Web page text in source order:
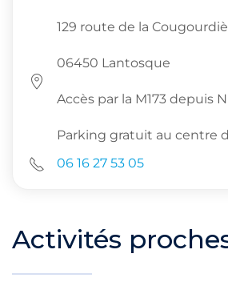
129 route de la
06450 Lantosque
Accès par la M173 depuis
Parking gratuit au centre
06 16 27 53 05
Activités